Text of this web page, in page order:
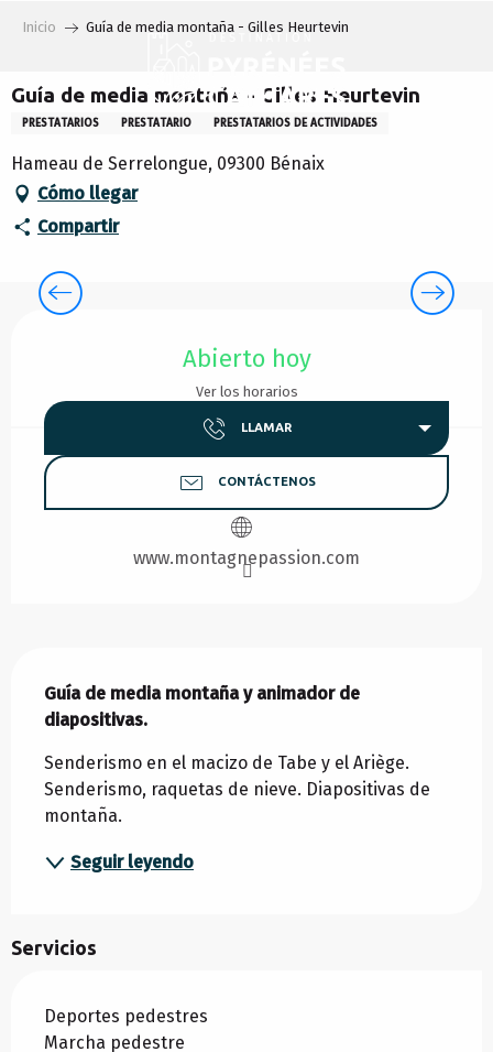
principal
Inicio Guía de media montaña - Gilles Heurtevin
Guía de media montaña - Gilles Heurtevin
PRESTATARIOS PRESTATARIO PRESTATARIOS DE ACTIVIDADES
Hameau de Serrelongue, 09300 Bénaix
Cómo llegar
Compartir
Horarios y datos de contacto
Abierto hoy
Ver los horarios
LLAMAR
CONTÁCTENOS
www.montagnepassion.com
Guía de media montaña y animador de
diapositivas.
Senderismo en el macizo de Tabe y el Ariège.
Senderismo, raquetas de nieve. Diapositivas de
montaña.
Seguir leyendo
Servicios
Deportes pedestres
Marcha pedestre